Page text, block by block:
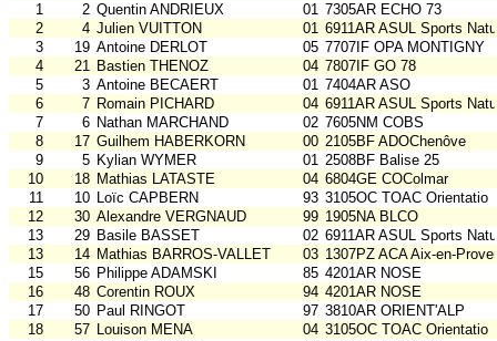
1
2 Quentin ANDRIEUX 01 7305AR ECHO 73
2
4 Julien VUITTON 01 6911AR ASUL Sports
3
19 Antoine DERLOT 05 7707IF OPA MONTIGNY
4
21 Bastien THENOZ 04 7807IF GO 78
5
3 Antoine BECAERT 01 7404AR ASO
6
7 Romain PICHARD 04 6911AR ASUL Sports
7
6 Nathan MARCHAND 02 7605NM COBS
8
17 Guilhem HABERKORN 00 2105BF ADOChenôve
9
5 Kylian WYMER 01 2508BF Balise 25
10
18 Mathias LATASTE 04 6804GE COColmar
11
10 Loïc CAPBERN 93 3105OC TOAC Orientatio
12
30 Alexandre VERGNAUD 99 1905NA BLCO
13
29 Basile BASSET 02 6911AR ASUL Sports
13
14 Mathias BARROS-VALLET 03 1307PZ ACA Aix-en-
15
56 Philippe ADAMSKI 85 4201AR NOSE
16
48 Corentin ROUX 94 4201AR NOSE
17
50 Paul RINGOT 97 3810AR ORIENT'ALP
18
57 Louison MENA 04 3105OC TOAC Orientatio